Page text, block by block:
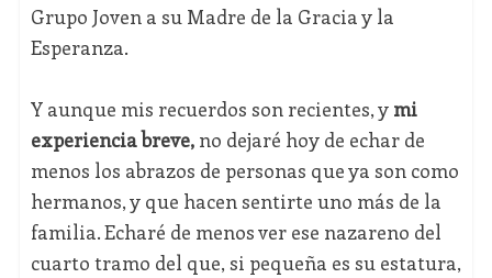
Grupo Joven a su Madre de la Gracia y la
Esperanza.
Y aunque mis recuerdos son recientes, y mi
experiencia breve,no dejaré hoy de echar de
menos los abrazos de personas que ya son como
hermanos, y que hacen sentirte uno más de la
familia. Echaré de menos ver ese nazareno del
cuarto tramo del que, si pequeña es su estatura,